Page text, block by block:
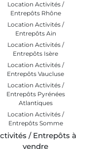
Location Activités /
Entrepôts Rhône
Location Activités /
Entrepôts Ain
Location Activités /
Entrepôts Isère
Location Activités /
Entrepôts Vaucluse
Location Activités /
Entrepôts Pyrénées
Atlantiques
Location Activités /
Entrepôts Somme
/ Entrepôts à
vendre